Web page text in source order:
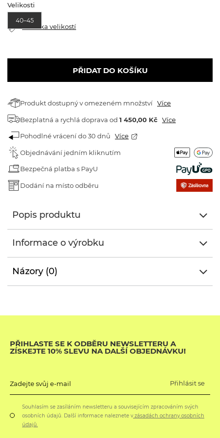
Velikosti
40–45
Tabulka velikostí
PŘIDAT DO KOŠÍKU
Produkt dostupný v omezeném množství Více
Bezplatná a rychlá doprava od 1 450,00 Kč Více
Pohodlné vrácení do 30 dnů Více
Objednávání jedním kliknutím
Bezpečná platba s PayU
Dodání na místo odběru
Popis produktu
Informace o výrobku
Názory (0)
PŘIHLASTE SE K ODBĚRU NEWSLETTERU A
ZÍSKEJTE 10% SLEVU NA DALŠÍ OBJEDNÁVKU!
Zadejte svůj e-mail Přihlásit se
Souhlasím se zasíláním newsletteru a souvisejícím zpracováním svých
osobních údajů. Další informace naleznete vzásadách ochrany osobních
údajů.